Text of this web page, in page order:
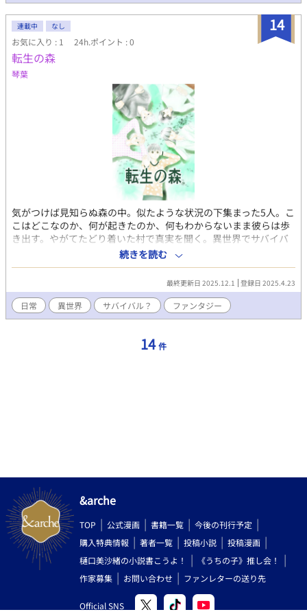
14
連載中 なし
お気に入り : 1 24h.ポイント : 0
転生の森
琴葉
気がつけば見知らぬ森の中。似たような状況の下集まった5人。こ
こはどこなのか、何が起きたのか、何もわからないまま彼らは歩
き出す。やがてたどり着いた村で真実を聞く。異世界でサバイバ
ル？生き残るために何ができるのか。謎と現実に翻弄されながら
も、彼らは協力しあって生き残ることを決めた。 自作未発表の原
作を元にコミカライズしました。BL要素はありますが、そういう
期待にはお答えできません。ご了承下さい。
続きを読む
最終更新日 2025.12.1 登録日 2025.4.23
日常 異世界 サバイバル？ ファンタジー
14 件
&arche
TOP 公式漫画 書籍一覧
今後の刊行予定
購入特典情報
著者一覧 投稿小説
投稿漫画
樋口美沙緒の小説書こうよ！
《うちの子》推し会！
作家募集
お問い合わせ ファンレターの送り先
Official SNS